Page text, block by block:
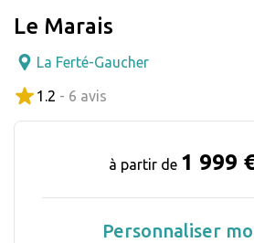
Le Marais
La Ferté-Gaucher
1.2 - 6 avis
à partir de 1 999
Personnaliser